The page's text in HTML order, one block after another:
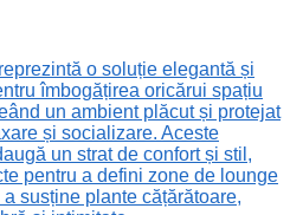
o soluție elegantă și
îmbogățirea oricărui spațiu
un ambient plăcut și protejat
și socializare. Aceste
un strat de confort și stil,
pentru a defini zone de lounge
susține plante cățărătoare,